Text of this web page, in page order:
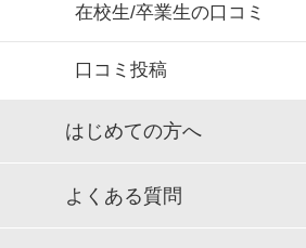
在校生/卒業生の口コミ
口コミ投稿
はじめての方へ
よくある質問